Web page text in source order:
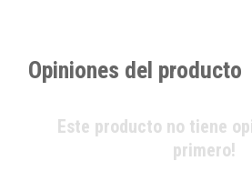
Opiniones del producto
Este producto no tiene
primero!